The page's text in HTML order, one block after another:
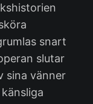
snart
slutar
sina vänner